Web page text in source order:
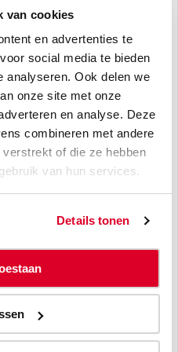
van cookies
en advertenties te
social media te bieden
analyseren. Ook delen we
onze site met onze
en analyse. Deze
combineren met andere
of die ze hebben
van hun services.
Details tonen
Atradius
privacy te beschermen.
klikken geef je
e-mailadres op te slaan en
voor deze berichten.